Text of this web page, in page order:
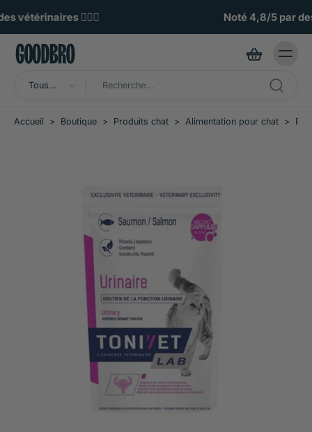
Noté 4,8/5 par des poilus exigeants 🌟
Tous
Accueil > Boutique > Produits chat > Alimentation pour chat >